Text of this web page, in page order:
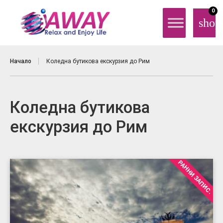
0
Начало Коледна бутикова екскурзия до Рим
Коледна бутикова
екскурзия до Рим
РАННИ ЗАПИС.